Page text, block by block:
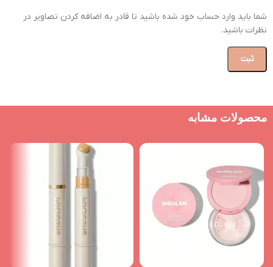
شما باید وارد حساب خود شده باشید تا قادر به اضافه کردن تصاویر در
نظرات باشید.
محصولات مشابه